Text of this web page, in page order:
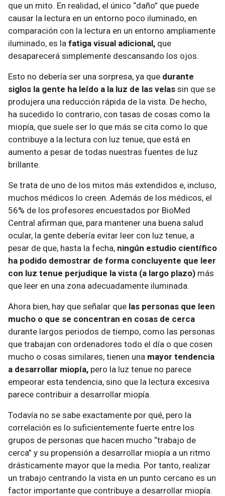
que un mito. En realidad, el único “daño” que puede
causar la lectura en un entorno poco iluminado, en
comparación con la lectura en un entorno ampliamente
iluminado, es la fatiga visual adicional, que
desaparecerá simplemente descansando los ojos.
Esto no debería ser una sorpresa, ya que durante
siglos la gente ha leído a la luz de las velas sin que se
produjera una reducción rápida de la vista. De hecho,
ha sucedido lo contrario, con tasas de cosas como la
miopía, que suele ser lo que más se cita como lo que
contribuye a la lectura con luz tenue, que está en
aumento a pesar de todas nuestras fuentes de luz
brillante.
Se trata de uno de los mitos más extendidos e, incluso,
muchos médicos lo creen. Además de los médicos, el
56% de los profesores encuestados por BioMed
Central afirman que, para mantener una buena salud
ocular, la gente debería evitar leer con luz tenue, a
pesar de que, hasta la fecha, ningún estudio científico
ha podido demostrar de forma concluyente que leer
con luz tenue perjudique la vista (a largo plazo) más
que leer en una zona adecuadamente iluminada.
Ahora bien, hay que señalar que las personas que leen
mucho o que se concentran en cosas de cerca
durante largos periodos de tiempo, como las personas
que trabajan con ordenadores todo el día o que cosen
mucho o cosas similares, tienen una mayor tendencia
a desarrollar miopía, pero la luz tenue no parece
empeorar esta tendencia, sino que la lectura excesiva
parece contribuir a desarrollar miopía.
Todavía no se sabe exactamente por qué, pero la
correlación es lo suficientemente fuerte entre los
grupos de personas que hacen mucho “trabajo de
cerca” y su propensión a desarrollar miopía a un ritmo
drásticamente mayor que la media. Por tanto, realizar
un trabajo centrando la vista en un punto cercano es un
factor importante que contribuye a desarrollar miopía.